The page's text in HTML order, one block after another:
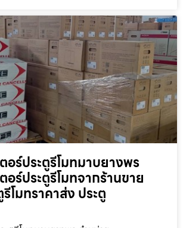
อร์ประตูรีโมทมาบยางพร
อร์ประตูรีโมทจากร้านขาย
โมทราคาส่ง ประตู